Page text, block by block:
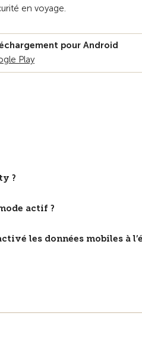
en voyage.
pour Android
Play
?
actif ?
les données mobiles à